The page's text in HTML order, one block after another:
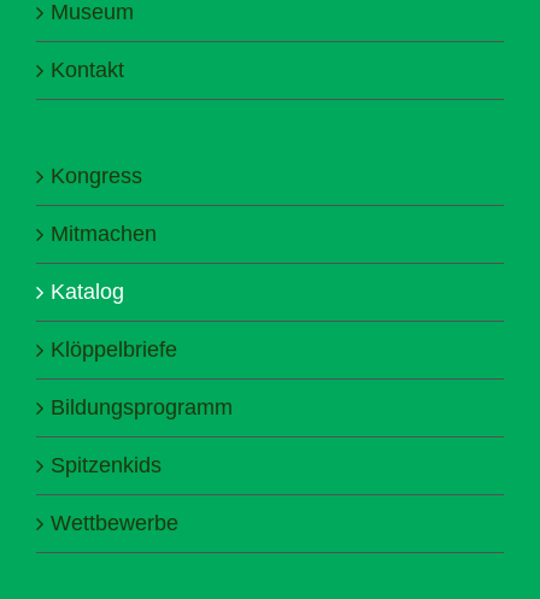
Museum
Kontakt
Kongress
Mitmachen
Katalog
Klöppelbriefe
Bildungsprogramm
Spitzenkids
Wettbewerbe